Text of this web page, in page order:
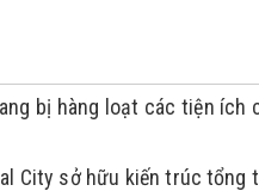
bị hàng loạt các tiện ích
City sở hữu kiến trúc tổng